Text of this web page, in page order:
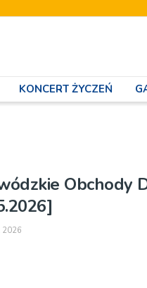
KONCERT ŻYCZEŃ
Obchody
2026